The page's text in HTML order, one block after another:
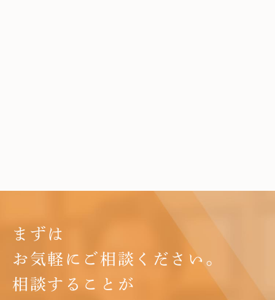
まずは
お気軽にご相談ください。
相談することが